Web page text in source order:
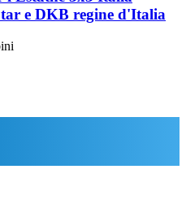
e DKB regine d'Italia